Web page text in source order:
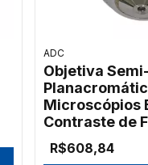
ADC
Objetiva Semi-
Microscópios
Contraste de
(ADC-XC-
R$608,84